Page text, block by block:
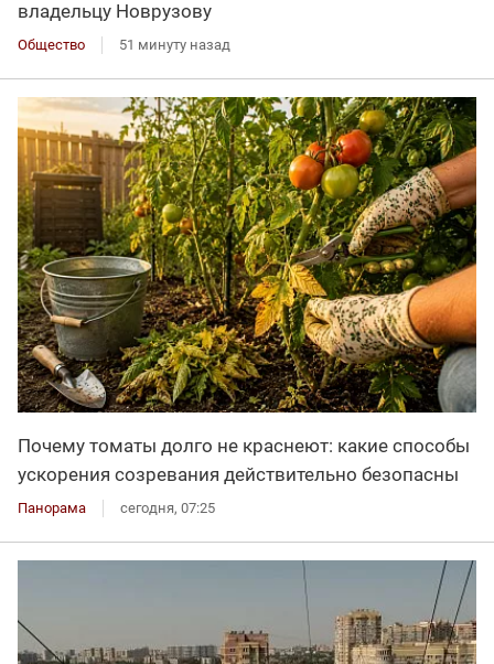
владельцу Новрузову
Общество 51 минуту назад
Почему томаты долго не краснеют: какие способы
ускорения созревания действительно безопасны
Панорама сегодня, 07:25